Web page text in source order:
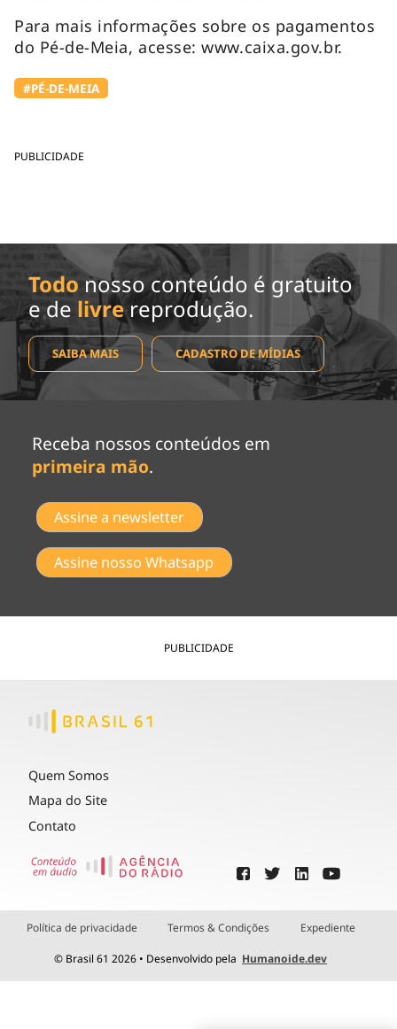
PUBLICIDADE
Para mais informações sobre os pagamentos
do Pé-de-Meia, acesse: www.caixa.gov.br.
#PÉ-DE-MEIA
Todo nosso conteúdo é gratuito
e de livrereprodução.
SAIBA MAIS CADASTRO DE MÍDIAS
Receba nossos conteúdos em
primeira mão.
Assine a newsletter
Assine nosso Whatsapp
PUBLICIDADE
Quem Somos
Mapa do Site
Contato
Política de privacidade Termos & Condições Expediente
© Brasil 61 2026 • Desenvolvido pela Humanoide.dev